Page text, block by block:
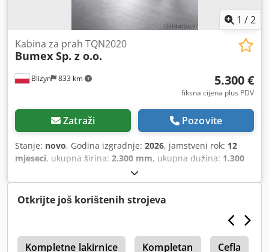
1 /2
Bliżyn 833 km
Kabina za prah TQN2020
Bumex Sp. z o.o.
5.300 €
fiksna cijena plus PDV
Zatraži Pozovite
Stanje: novo, Godina izgradnje: 2026, jamstveni rok: 12
mjeseci, ukupna širina: 2.300 mm, ukupna dužina: 1.300
2.450 mm
trofazni,
Otkrijte još korištenih strojeva
Kompletne lakirnice Kompletan Cefla